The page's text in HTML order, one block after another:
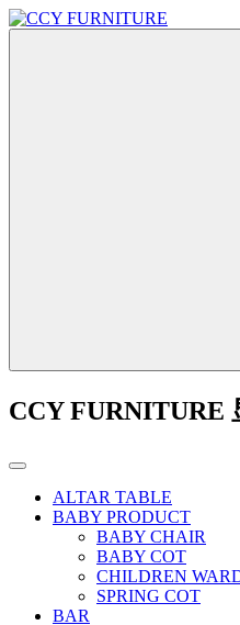
CCY FURNITURE
ALTAR TABLE
BABY PRODUCT
BABY CHAIR
BABY COT
CHILDREN
SPRING COT
BAR